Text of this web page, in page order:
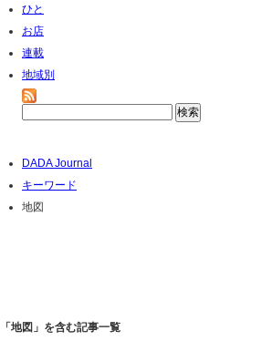
ひと
お店
連載
地域別
DADA Journal
キーワード
地図
「地図」を含む記事一覧